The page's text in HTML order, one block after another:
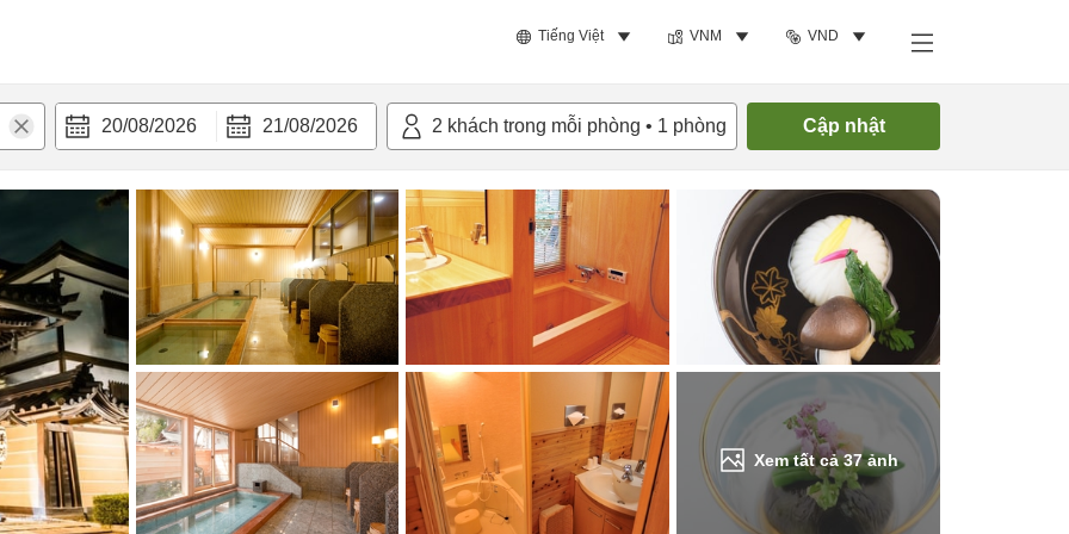
Tiếng Việt VNM VND
20/08/2026 21/08/2026 2 khách trong mỗi phòng • 1 phòng Cập nhật
Xem tất cả37ảnh
nghi Tìm phòng trống